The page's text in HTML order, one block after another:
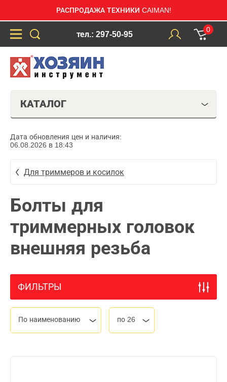
РАСПРОДАЖА ТЕХНИКИ CAIMAN!
тел.: 297-50-95
0
КАТАЛОГ
Дата обновления цен и наличия:
06.08.2026 в 18:43
Для триммеров и косилок
Болты для
триммерных головок
внешняя резьба
ФИЛЬТРЫ
По наименованию по 26